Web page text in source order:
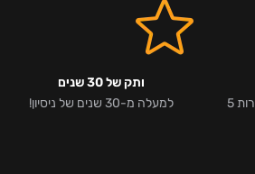
אלפי לקוחות מרוצים וביקורות 5
ותק של 30 שנים
למעלה מ-30 שנים של ניסיון!